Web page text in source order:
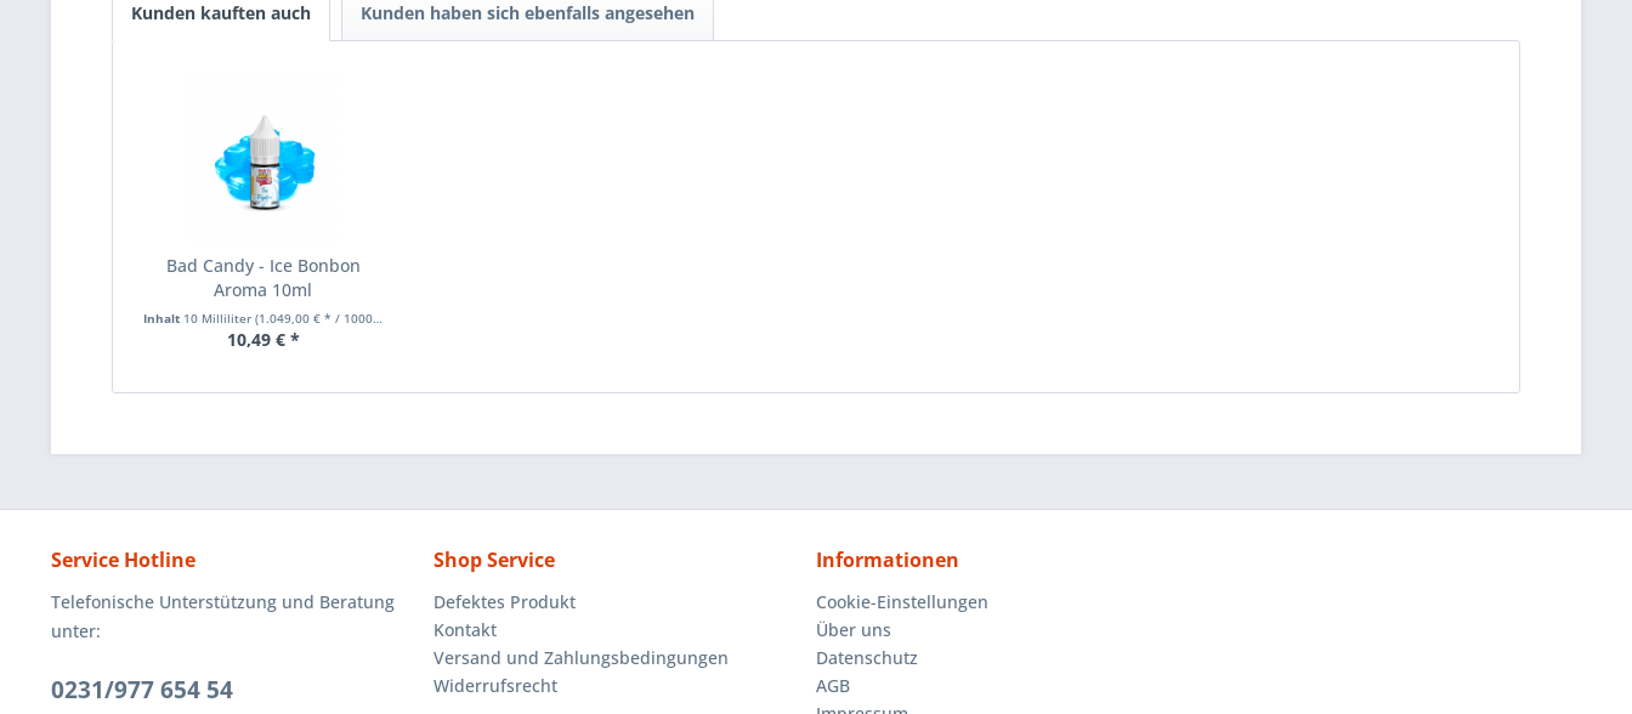
Kunden kauften auch Kunden haben sich ebenfalls angesehen
Bad Candy - Ice Bonbon
Aroma 10ml
Inhalt 10 Milliliter (1.049,00 € * / 1000 Milliliter)
10,49 € *
Service Hotline
Telefonische Unterstützung und Beratung
unter:
0231/977 654 54
Shop Service
Defektes Produkt
Kontakt
Versand und Zahlungsbedingungen
Widerrufsrecht
Informationen
Cookie-Einstellungen
Über uns
Datenschutz
AGB